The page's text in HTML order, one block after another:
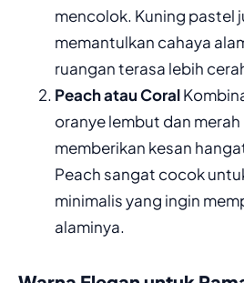
mencolok. Kuning pastel
memantulkan cahaya
ruangan terasa lebih
Peach atau Coral
oranye lembut dan merah
memberikan kesan
Peach sangat cocok
minimalis yang ingin
alaminya.